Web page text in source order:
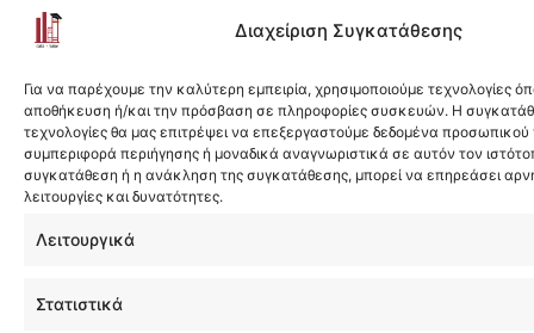
Διαχείριση Συγκατάθεσης
Για να παρέχουμε την καλύτερη εμπειρία, χρησιμοποιούμε τεχνολογίες
αποθήκευση ή/και την πρόσβαση σε πληροφορίες συσκευών. Η
τεχνολογίες θα μας επιτρέψει να επεξεργαστούμε δεδομένα
συμπεριφορά περιήγησης ή μοναδικά αναγνωριστικά σε αυτόν τον
συγκατάθεση ή η ανάκληση της συγκατάθεσης, μπορεί να επηρεάσει
λειτουργίες και δυνατότητες.
Λειτουργικά
Στατιστικά